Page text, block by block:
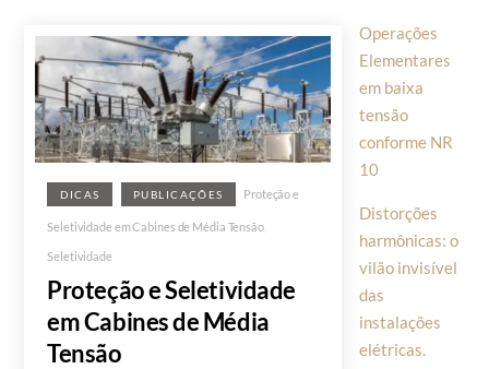
DICAS PUBLICAÇÕES Proteção e
Seletividade em Cabines de Média Tensão,
Seletividade
Proteção e Seletividade
em Cabines de Média
Tensão
Operações
Elementares
em baixa
tensão
conforme NR
10
Distorções
harmônicas: o
vilão invisível
das
instalações
elétricas.